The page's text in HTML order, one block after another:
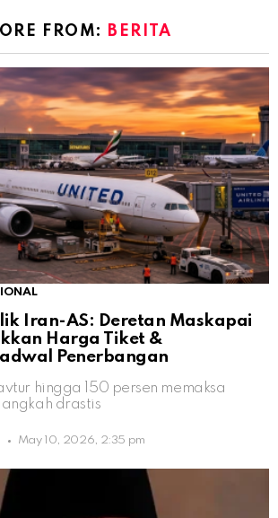
FROM: BERITA
Iran-AS: Deretan Maskapai
Harga Tiket &
Penerbangan
hingga 150 persen memaksa
drastis
May 10, 2026, 2:35 pm